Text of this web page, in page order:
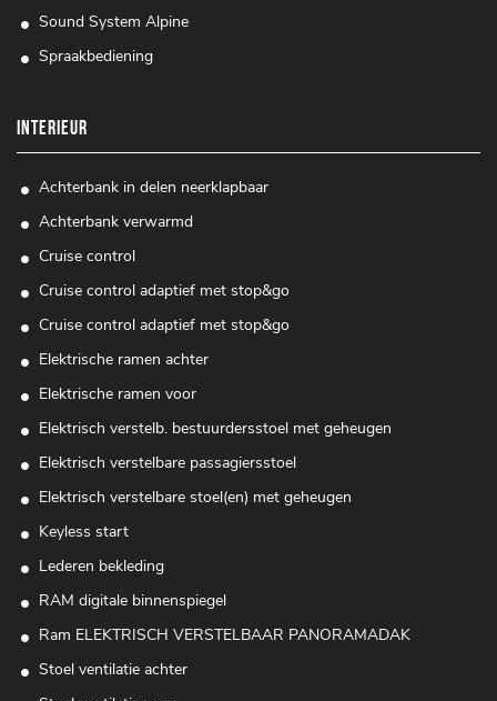
Sound System Alpine
Spraakbediening
INTERIEUR
Achterbank in delen neerklapbaar
Achterbank verwarmd
Cruise control
Cruise control adaptief met stop&go
Cruise control adaptief met stop&go
Elektrische ramen achter
Elektrische ramen voor
Elektrisch verstelb. bestuurdersstoel met geheugen
Elektrisch verstelbare passagiersstoel
Elektrisch verstelbare stoel(en) met geheugen
Keyless start
Lederen bekleding
RAM digitale binnenspiegel
Ram ELEKTRISCH VERSTELBAAR PANORAMADAK
Stoel ventilatie achter